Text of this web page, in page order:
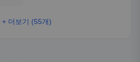
+ 더보기 (55개)